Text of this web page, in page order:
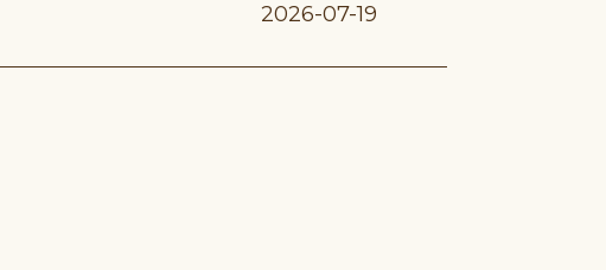
2026-07-19